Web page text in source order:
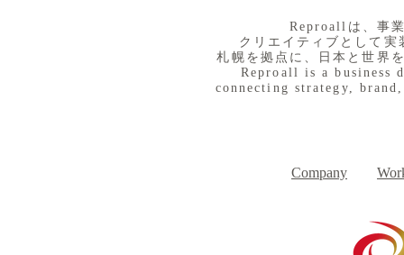
​Reproallは、事
クリエイティブとして
札幌を拠点に、日本と世界
Reproall is a business
connecting strategy,
Company